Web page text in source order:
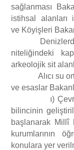
sağlanması
istihsal alanları
ve Köyişleri
Denizlerde
niteliğindeki
arkeolojik sit
Alıcı su
ve esaslar
ı) Çevrenin
bilincinin
başlanarak Millî
kurumlarının
konulara yer